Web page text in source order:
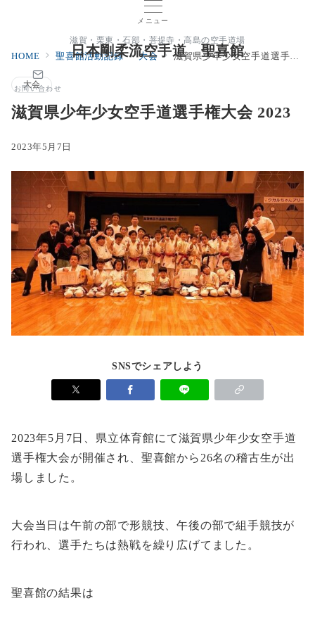
メニュー
滋賀・栗東・石部・菩提寺・高島の空手道場
日本剛柔流空手道 聖喜館
お問い合わせ
HOME 聖喜館活動記録 大会 滋賀県少年少女空手道選手権大会 2023
大会
滋賀県少年少女空手道選手権大会 2023
2023年5月7日
SNSでシェアしよう
2023年5月7日、県立体育館にて滋賀県少年少女空手道
選手権大会が開催され、聖喜館から26名の稽古生が出
場しました。
大会当日は午前の部で形競技、午後の部で組手競技が
行われ、選手たちは熱戦を繰り広げてました。
聖喜館の結果は